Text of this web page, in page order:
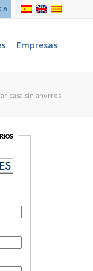
Empresas
casa sin ahorros